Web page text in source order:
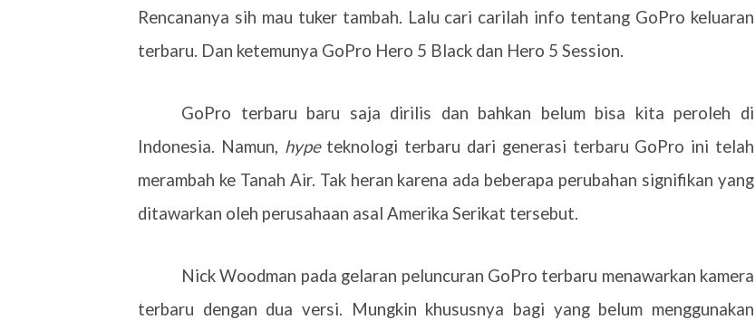
Rencananya sih mau tuker tambah. Lalu cari carilah info tentang GoPro keluaran
terbaru. Dan ketemunya GoPro Hero 5 Black dan Hero 5 Session.
GoPro terbaru baru saja dirilis dan bahkan belum bisa kita peroleh di
Indonesia. Namun, hypeteknologi terbaru dari generasi terbaru GoPro ini telah
merambah ke Tanah Air. Tak heran karena ada beberapa perubahan signifikan yang
ditawarkan oleh perusahaan asal Amerika Serikat tersebut.
Nick Woodman pada gelaran peluncuran GoPro terbaru menawarkan kamera
terbaru dengan dua versi. Mungkin khususnya bagi yang belum menggunakan